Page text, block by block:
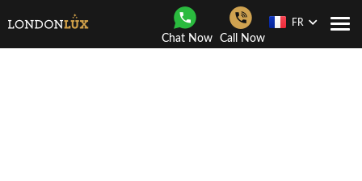
Chat Now Call Now
FR